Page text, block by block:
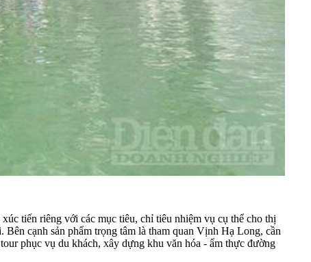
tiến riêng với các mục tiêu, chỉ tiêu nhiệm vụ cụ thể cho thị
cạnh sản phẩm trọng tâm là tham quan Vịnh Hạ Long, cần
phục vụ du khách, xây dựng khu văn hóa - ẩm thực đường